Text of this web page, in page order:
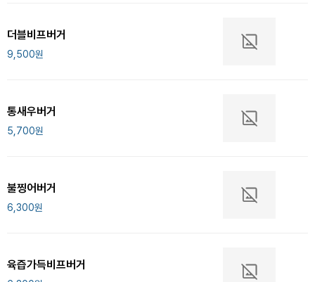
더블비프버거
9,500원
통새우버거
5,700원
불찡어버거
6,300원
육즙가득비프버거